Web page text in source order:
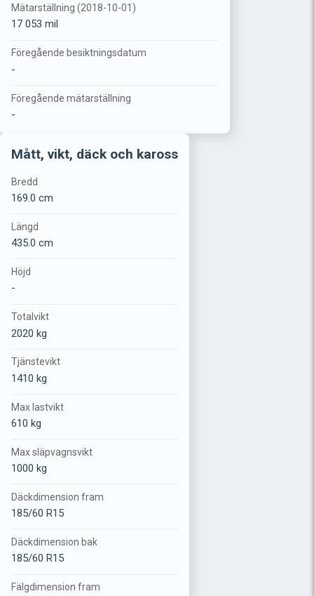
Mätarställning (2018-10-01)
17 053 mil
Föregående besiktningsdatum
-
Föregående mätarställning
-
Mått, vikt, däck och kaross
Bredd
169.0 cm
Längd
435.0 cm
Höjd
-
Totalvikt
2020 kg
Tjänstevikt
1410 kg
Max lastvikt
610 kg
Max släpvagnsvikt
1000 kg
Däckdimension fram
185/60 R15
Däckdimension bak
185/60 R15
Fälgdimension fram